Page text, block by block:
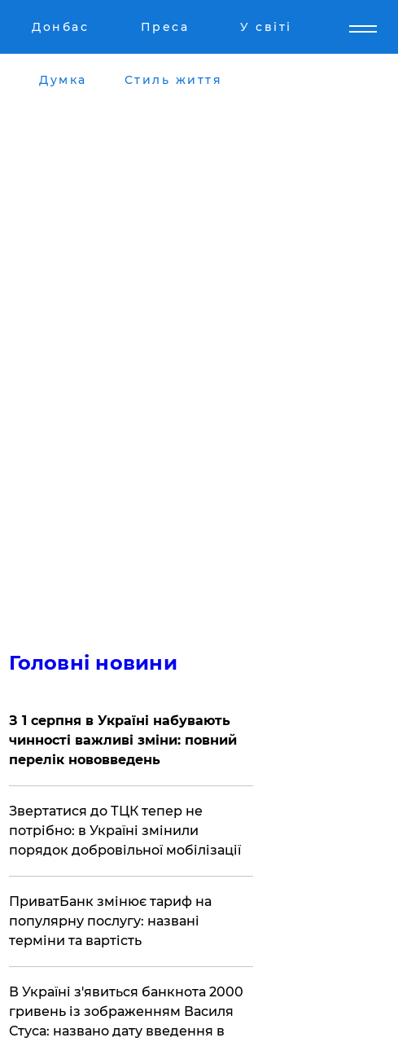
Донбас Преса У світі
Думка Стиль життя
Головні новини
З 1 серпня в Україні набувають
чинності важливі зміни: повний
перелік нововведень
​Звертатися до ТЦК тепер не
потрібно: в Україні змінили
порядок добровільної мобілізації
​ПриватБанк змінює тариф на
популярну послугу: названі
терміни та вартість
В Україні з'явиться банкнота 2000
гривень із зображенням Василя
Стуса: названо дату введення в